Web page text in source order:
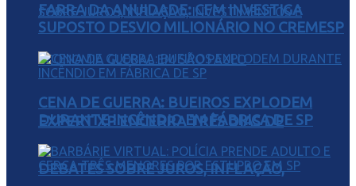
EXPERT XP ENCERRA TRÊS DIAS DE
DEBATES SOBRE JUROS, INFLAÇÃO,
FARRA DA ANUIDADE: CFM INVESTIGA
SUPOSTO DESVIO MILIONÁRIO NO CREMESP
CENA DE GUERRA: BUEIROS EXPLODEM
DURANTE INCÊNDIO EM FÁBRICA DE SP